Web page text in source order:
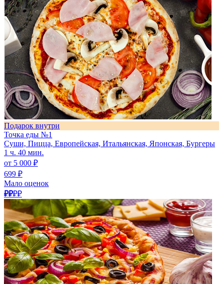
Подарок внутри
Точка еды №1
Суши, Пицца, Европейская, Итальянская, Японская, Бургеры
1 ч. 40 мин.
от 5 000 ₽
699 ₽
Мало оценок
₽₽₽₽